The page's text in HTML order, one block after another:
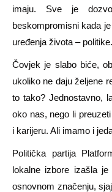
imaju. Sve je
beskompromisni kada
uređenja života – politike.
Čovjek je slabo biće,
ukoliko ne daju željene
to tako? Jednostavno,
oko nas, nego li
i karijeru. Ali imamo i
Politička partija
lokalne izbore izašla
osnovnom značenju,